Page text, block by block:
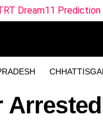
Prediction Match 25: